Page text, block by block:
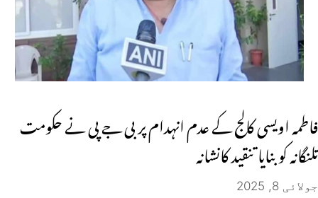
فاطمہ اویسی کالج کے عدم انہدام پر بی جے پی نے حکومت
تلنگانہ کو بنایا تنقید کانشانہ
جولائی 8, 2025